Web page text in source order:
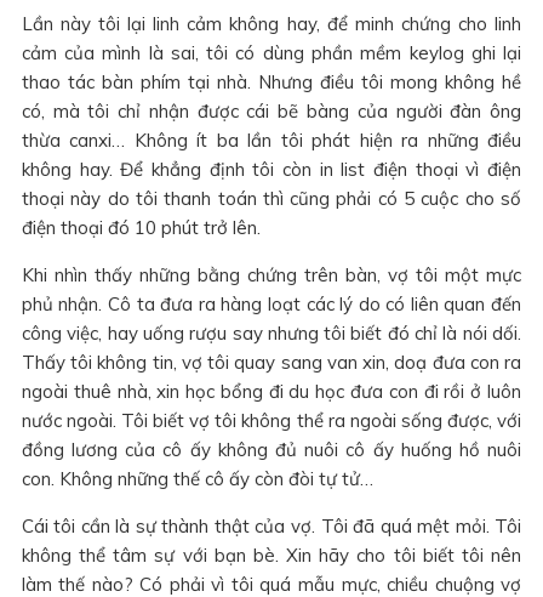
Lần này tôi lại linh cảm không hay, để minh chứng cho linh
cảm của mình là sai, tôi có dùng phần mềm keylog ghi lại
thao tác bàn phím tại nhà. Nhưng điều tôi mong không hề
có, mà tôi chỉ nhận được cái bẽ bàng của người đàn ông
thừa canxi… Không ít ba lần tôi phát hiện ra những điều
không hay. Để khẳng định tôi còn in list điện thoại vì điện
thoại này do tôi thanh toán thì cũng phải có 5 cuộc cho số
điện thoại đó 10 phút trở lên.
Khi nhìn thấy những bằng chứng trên bàn, vợ tôi một mực
phủ nhận. Cô ta đưa ra hàng loạt các lý do có liên quan đến
công việc, hay uống rượu say nhưng tôi biết đó chỉ là nói dối.
Thấy tôi không tin, vợ tôi quay sang van xin, doạ đưa con ra
ngoài thuê nhà, xin học bổng đi du học đưa con đi rồi ở luôn
nước ngoài. Tôi biết vợ tôi không thể ra ngoài sống được, với
đồng lương của cô ấy không đủ nuôi cô ấy huống hồ nuôi
con. Không những thế cô ấy còn đòi tự tử…
Cái tôi cần là sự thành thật của vợ. Tôi đã quá mệt mỏi. Tôi
không thể tâm sự với bạn bè. Xin hãy cho tôi biết tôi nên
làm thế nào? Có phải vì tôi quá mẫu mực, chiều chuộng vợ